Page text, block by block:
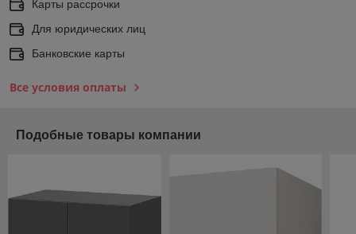
Карты рассрочки
Для юридических лиц
Банковские карты
Все условия оплаты
Подобные товары компании